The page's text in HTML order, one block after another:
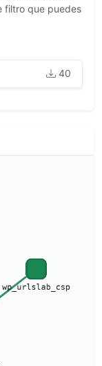
filtro que puedes
40